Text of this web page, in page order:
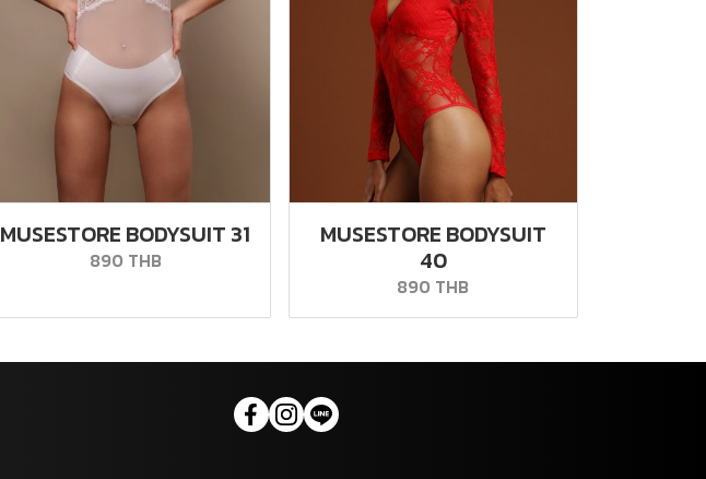
MUSESTORE BODYSUIT 31
890 THB
MUSESTORE BODYSUIT
40
890 THB